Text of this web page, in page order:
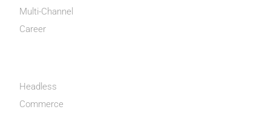
Multi-Channel
Career
Headless
Commerce